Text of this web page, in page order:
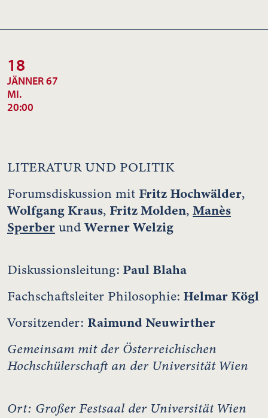
18
JÄNNER 67
MI.
20:00
LITERATUR UND POLITIK
Forumsdiskussion mit Fritz Hochwälder,
Wolfgang Kraus, Fritz Molden, Manès
Sperber und Werner Welzig
Diskussionsleitung: Paul Blaha
Fachschaftsleiter Philosophie: Helmar Kögl
Vorsitzender: Raimund Neuwirther
Gemeinsam mit der Österreichischen
Hochschülerschaft an der Universität Wien
Ort: Großer Festsaal der Universität Wien